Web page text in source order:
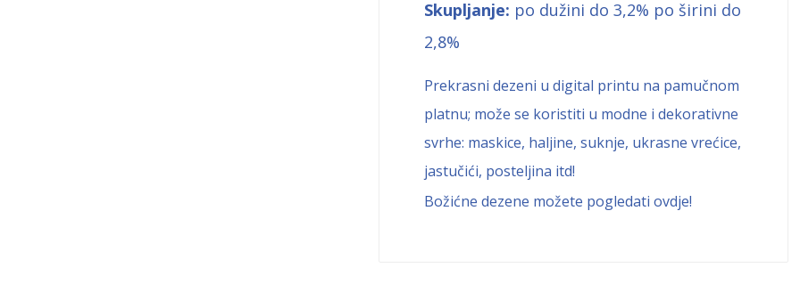
Skupljanje: po dužini do 3,2% po širini do
2,8%
Prekrasni dezeni u digital printu na pamučnom
platnu; može se koristiti u modne i dekorativne
svrhe: maskice, haljine, suknje, ukrasne vrećice,
jastučići, posteljina itd!
Božićne dezene možete pogledatiovdje!